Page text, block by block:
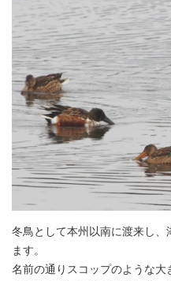
冬鳥として本州以南に渡来し
ます。
名前の通りスコップのような大